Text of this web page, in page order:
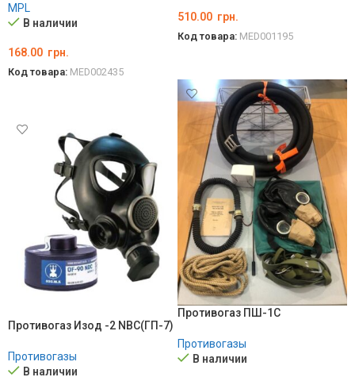
510.00 грн.
Код товара: MED001195
MPL
В наличии
168.00 грн.
Код товара: MED002435
Противогаз ПШ-1С
Противогазы
В наличии
Противогаз Изод -2 NBC(ГП-7)
Противогазы
В наличии